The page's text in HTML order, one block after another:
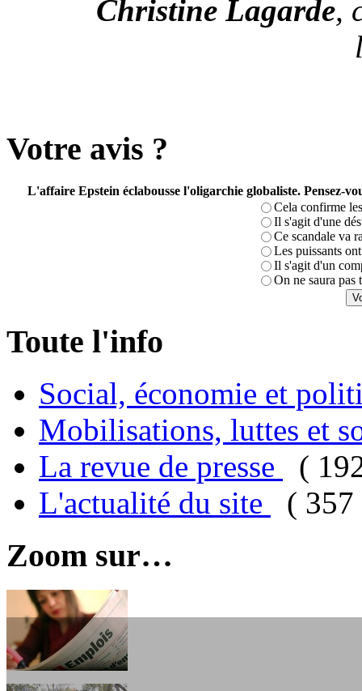
Christine Lagarde,
Votre avis ?
L'affaire Epstein éclabousse l'oligarchie globaliste. Pensez-
Cela confirme
Il s'agit d'une
Ce scandale va
Les puissants
Il s'agit d'un
On ne saura pas
Toute l'info
Social, économie et
Mobilisations, luttes et
La revue de presse
(
L'actualité du site
( 357
Zoom sur…